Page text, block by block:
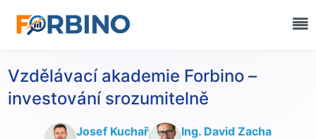
Vzdělávací akademie Forbino –
investování srozumitelně
Josef Kuchař Ing. David Zacha